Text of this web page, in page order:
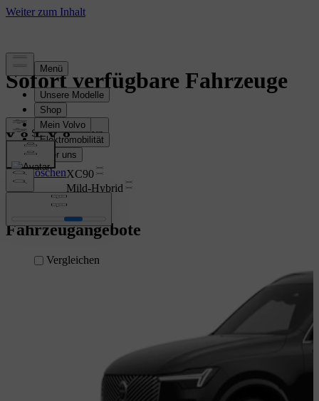
Sofort verfügbare Fahrzeuge
Sortieren & filtern
Filter löschenXC90
Mild-Hybrid
Fahrzeugangebote
Vergleichen